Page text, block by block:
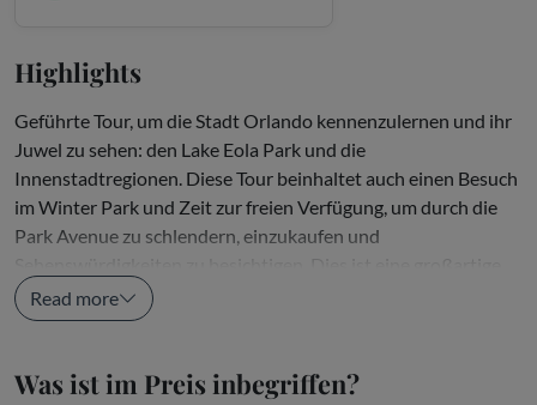
Highlights
Geführte Tour, um die Stadt Orlando kennenzulernen und ihr
Juwel zu sehen: den Lake Eola Park und die
Innenstadtregionen. Diese Tour beinhaltet auch einen Besuch
im Winter Park und Zeit zur freien Verfügung, um durch die
Park Avenue zu schlendern, einzukaufen und
Möglichkeit, die andere Seite...
Read more
Was ist im Preis inbegriffen?